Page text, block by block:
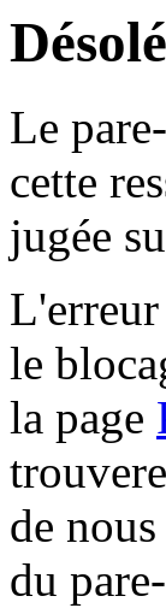
Le
cette
jugée
le
la page
de
du